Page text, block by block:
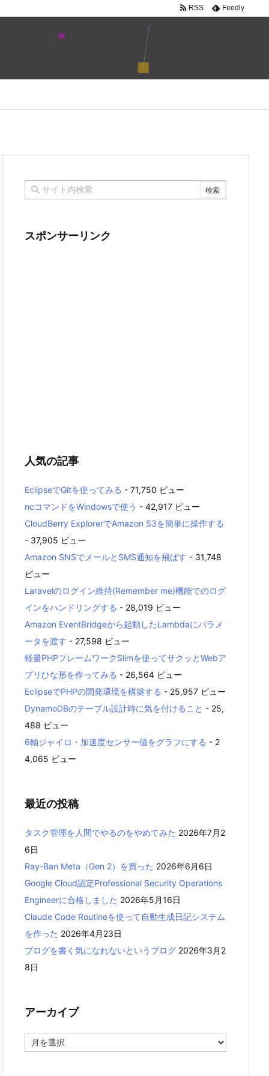
RSS Feedly
スポンサーリンク
人気の記事
EclipseでGitを使ってみる - 71,750 ビュー
ncコマンドをWindowsで使う - 42,917 ビュー
CloudBerry ExplorerでAmazon S3を簡単に操作する
- 37,905 ビュー
Amazon SNSでメールとSMS通知を飛ばす - 31,748
ビュー
Laravelのログイン維持(Remember me)機能でのログ
インをハンドリングする - 28,019 ビュー
Amazon EventBridgeから起動したLambdaにパラメ
ータを渡す - 27,598 ビュー
軽量PHPフレームワークSlimを使ってサクッとWebア
プリひな形を作ってみる - 26,564 ビュー
EclipseでPHPの開発環境を構築する - 25,957 ビュー
DynamoDBのテーブル設計時に気を付けること - 25,
488 ビュー
6軸ジャイロ・加速度センサー値をグラフにする - 2
4,065 ビュー
最近の投稿
タスク管理を人間でやるのをやめてみた 2026年7月2
6日
Ray-Ban Meta（Gen 2）を買った 2026年6月6日
Google Cloud認定Professional Security Operations
Engineerに合格しました 2026年5月16日
Claude Code Routineを使って自動生成日記システム
を作った 2026年4月23日
ブログを書く気になれないというブログ 2026年3月2
8日
アーカイブ
ー